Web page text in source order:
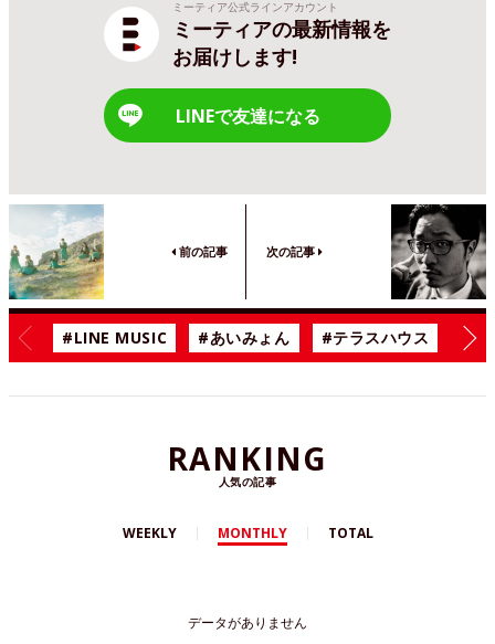
ミーティア公式ラインアカウント
ミーティアの最新情報を
お届けします!
LINEで友達になる
前の記事 次の記事
#LINE MUSIC #あいみょん #テラスハウス #
RANKING
人気の記事
WEEKLY MONTHLY TOTAL
データがありません